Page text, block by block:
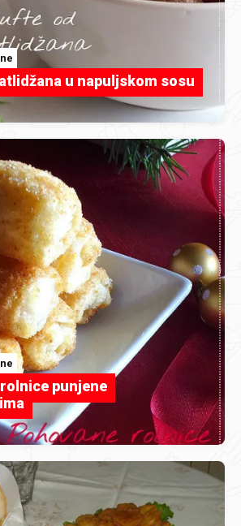
u napuljskom sosu
punjene